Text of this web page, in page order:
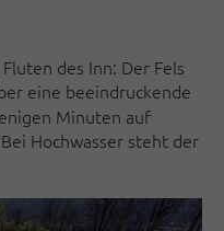
des Inn: Der Fels
eine beeindruckende
Minuten auf
Hochwasser steht der